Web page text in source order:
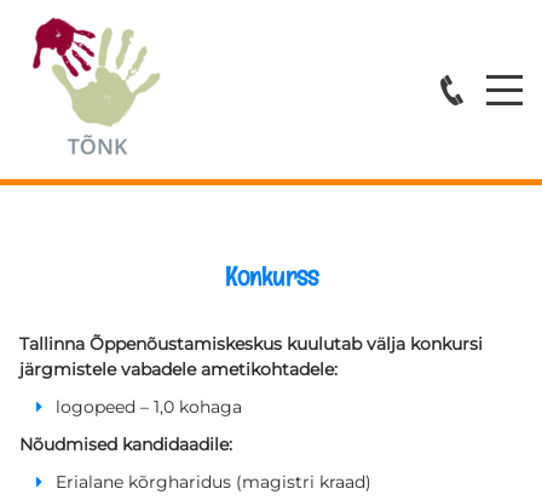
ÕPPENÕUSTAMINE
KOVISIOONID
KOOLITUSED
Konkurss
Tallinna Õppenõustamiskeskus kuulutab välja konkursi
järgmistele vabadele ametikohtadele:
logopeed – 1,0 kohaga
Nõudmised kandidaadile:
Erialane kõrgharidus (magistri kraad)